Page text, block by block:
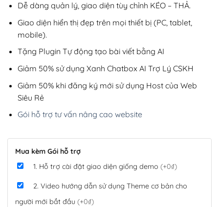
Dễ dàng quản lý, giao diện tùy chỉnh KÉO – THẢ.
Giao diện hiển thị đẹp trên mọi thiết bị (PC, tablet,
mobile).
Tặng Plugin Tự động tạo bài viết bằng AI
Giảm 50% sử dụng Xanh Chatbox AI Trợ Lý CSKH
Giảm 50% khi đăng ký mới sử dụng Host của Web
Siêu Rẻ
Gói hỗ trợ tư vấn nâng cao website
Mua kèm Gói hỗ trợ
1. Hỗ trợ cài đặt giao diện giống demo (+0₫)
2. Video hướng dẫn sử dụng Theme cơ bản cho
người mới bắt đầu (+0₫)